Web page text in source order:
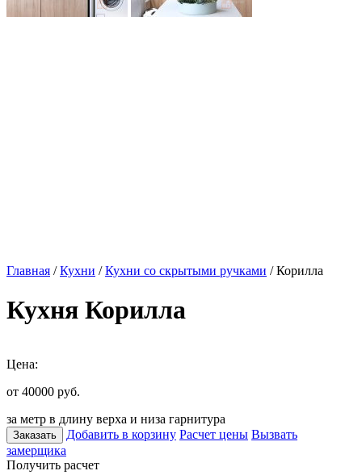
Главная /Кухни /Кухни со скрытыми ручками / Корилла
Кухня Корилла
Цена:
от 40000 руб.
за метр в длину верха и низа гарнитура
Заказать Добавить в корзину Расчет цены Вызвать
замерщика
Получить расчет